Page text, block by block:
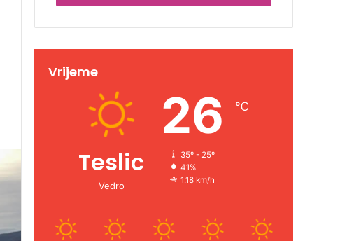
Vrijeme
Teslic
Vedro
26 ℃
35º - 25º
41%
1.18 km/h